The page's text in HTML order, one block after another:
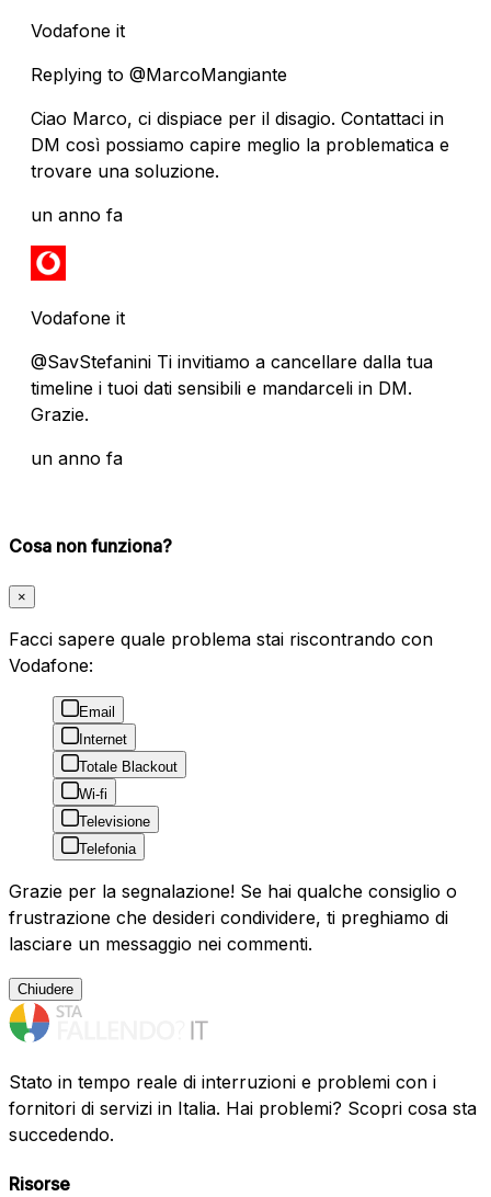
Vodafone it
Replying to @MarcoMangiante
Ciao Marco, ci dispiace per il disagio. Contattaci in
DM così possiamo capire meglio la problematica e
trovare una soluzione.
un anno fa
Vodafone it
@SavStefanini Ti invitiamo a cancellare dalla tua
timeline i tuoi dati sensibili e mandarceli in DM.
Grazie.
un anno fa
Cosa non funziona?
×
Facci sapere quale problema stai riscontrando con
Vodafone:
Email
Internet
Totale Blackout
Wi-fi
Televisione
Telefonia
Grazie per la segnalazione! Se hai qualche consiglio o
frustrazione che desideri condividere, ti preghiamo di
lasciare un messaggio nei commenti.
Chiudere
Stato in tempo reale di interruzioni e problemi con i
fornitori di servizi in Italia. Hai problemi? Scopri cosa sta
succedendo.
Risorse